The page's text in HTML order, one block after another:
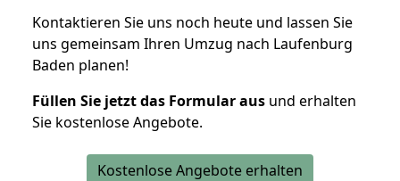
Kontaktieren Sie uns noch heute und lassen Sie
uns gemeinsam Ihren Umzug nach Laufenburg
Baden planen!
Füllen Sie jetzt das Formular aus und erhalten
Sie kostenlose Angebote.
Kostenlose Angebote erhalten